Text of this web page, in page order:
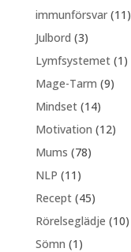
immunförsvar(11)
Julbord (3)
Lymfsystemet(1)
Mage-Tarm (9)
Mindset(14)
Motivation (12)
Mums (78)
NLP (11)
Recept(45)
Rörelseglädje (10)
Sömn (1)